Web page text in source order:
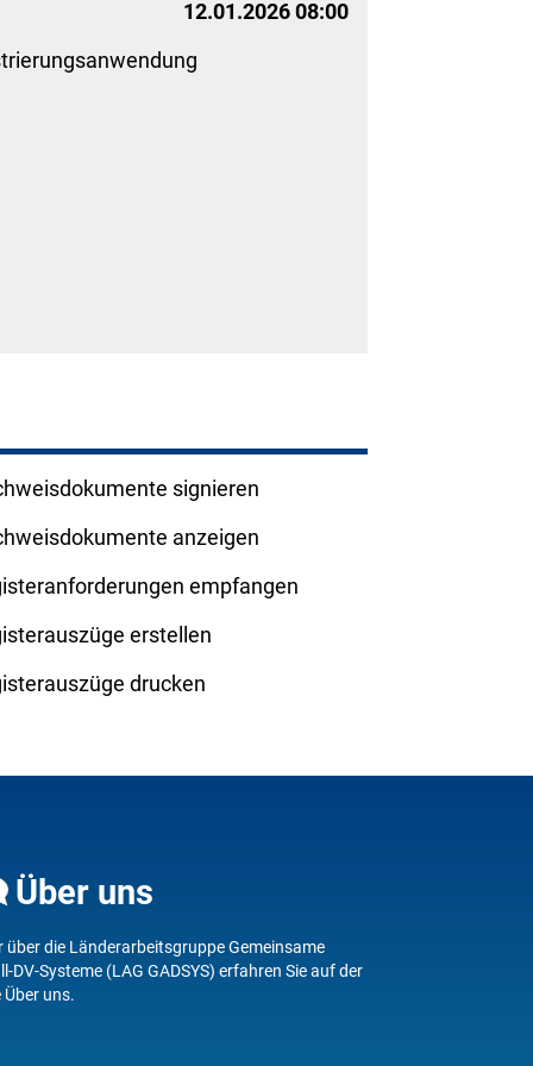
12.01.2026 08:00
signieren
anzeigen
empfangen
erstellen
drucken
Über uns
über die Länderarbeitsgruppe Gemeinsame
DV-Systeme (LAG GADSYS) erfahren Sie auf der
Über uns.